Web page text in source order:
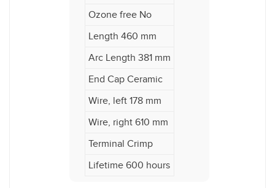
Ozone free No
Length 460 mm
Arc Length 381 mm
End Cap Ceramic
Wire, left 178 mm
Wire, right 610 mm
Terminal Crimp
Lifetime 600 hours